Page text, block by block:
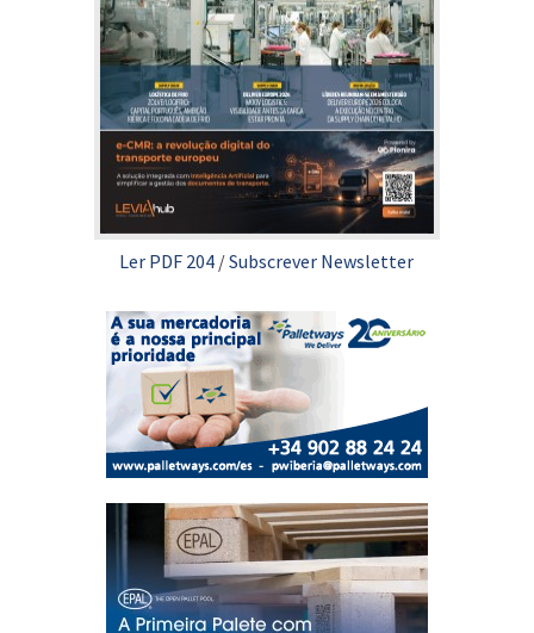
Ler PDF 204 /Subscrever Newsletter